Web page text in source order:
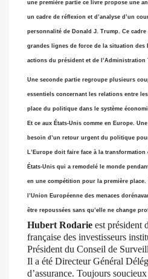
une première partie ce livre propose une
un cadre de réflexion et d’analyse d’un
personnalité de Donald J. Trump. Ce
grandes lignes de force de la situation des
actions du président et de l’Administration
Une seconde partie regroupe plusieurs
essentiels concernant les relations entre
place du politique dans le système
Et ce aux États-Unis comme en Europe.
besoin d’un retour urgent du politique
L’Europe doit faire face à la
États-Unis qui a remodelé le monde
en une compétition pour la première place.
l’Union Européenne des menaces
être repoussées sans qu’elle ne change
Hubert Rodarie est président
française des investisseurs
Président du Conseil de
Il a été Directeur Général
d’assurance. Toujours